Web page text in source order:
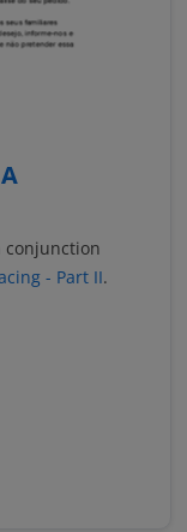
conjunction
- Part II.